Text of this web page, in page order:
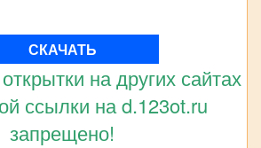
СКАЧАТЬ
на других сайтах
ссылки на d.123ot.ru
запрещено!